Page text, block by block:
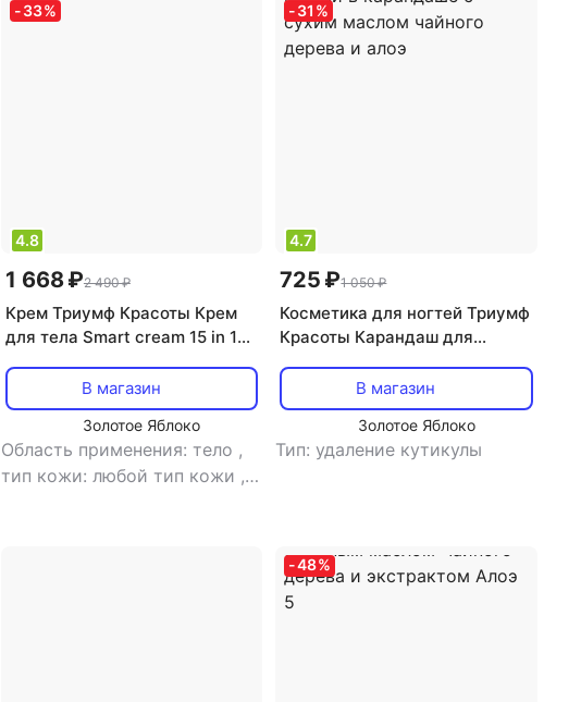
питание, увлажнение
-33%
4.8
1 668 ₽2 490 ₽
Крем Триумф Красоты Крем
для тела Smart cream 15 in 1
В магазин
Золотое Яблоко
Область применения: тело ,
тип кожи: любой тип кожи ,
-31 %
4.7
725 ₽1 050 ₽
Косметика для ногтей Триумф
Красоты Карандаш для
кутикулы и ногтей в
карандаше с сухим маслом
чайного дерева и алоэ
В магазин
Золотое Яблоко
Тип: удаление кутикулы
-48%